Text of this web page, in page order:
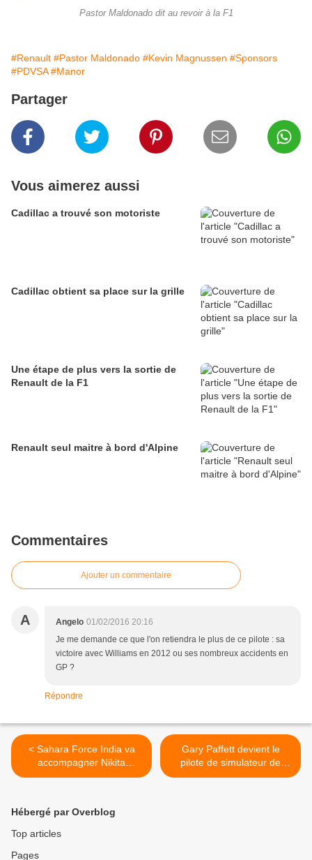
Pastor Maldonado dit au revoir à la F1
#Renault #Pastor Maldonado #Kevin Magnussen #Sponsors
#PDVSA #Manor
Partager
Vous aimerez aussi
Cadillac a trouvé son motoriste
Cadillac obtient sa place sur la grille
Une étape de plus vers la sortie de
Renault de la F1
Renault seul maitre à bord d'Alpine
Commentaires
Ajouter un commentaire
A Angelo 01/02/2016 20:16
Je me demande ce que l'on retiendra le plus de ce pilote : sa
victoire avec Williams en 2012 ou ses nombreux accidents en
GP ?
Répondre
< Sahara Force India va
accompagner Nikita
Mazepin
Gary Paffett devient le
pilote de simulateur de
Williams >
Hébergé par Overblog
Top articles
Pages